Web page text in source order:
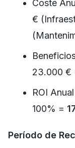
Coste
€
23.000 €
ROI
100% =
Período de